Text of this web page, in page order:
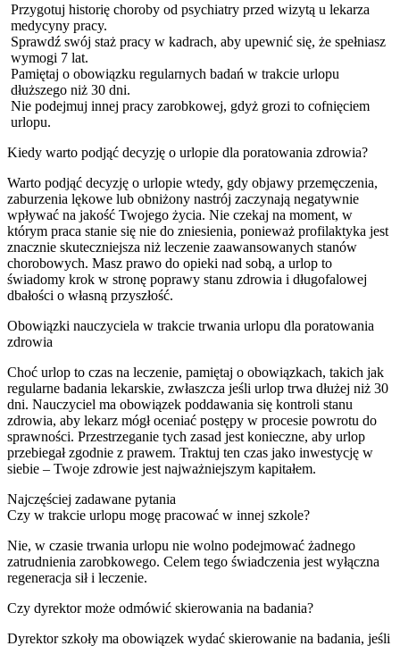
Przygotuj historię choroby od psychiatry przed wizytą u lekarza
medycyny pracy.
Sprawdź swój staż pracy w kadrach, aby upewnić się, że spełniasz
wymogi 7 lat.
Pamiętaj o obowiązku regularnych badań w trakcie urlopu
dłuższego niż 30 dni.
Nie podejmuj innej pracy zarobkowej, gdyż grozi to cofnięciem
urlopu.
Kiedy warto podjąć decyzję o urlopie dla poratowania zdrowia?
Warto podjąć decyzję o urlopie wtedy, gdy objawy przemęczenia,
zaburzenia lękowe lub obniżony nastrój zaczynają negatywnie
wpływać na jakość Twojego życia. Nie czekaj na moment, w
którym praca stanie się nie do zniesienia, ponieważ profilaktyka jest
znacznie skuteczniejsza niż leczenie zaawansowanych stanów
chorobowych. Masz prawo do opieki nad sobą, a urlop to
świadomy krok w stronę poprawy stanu zdrowia i długofalowej
dbałości o własną przyszłość.
Obowiązki nauczyciela w trakcie trwania urlopu dla poratowania
zdrowia
Choć urlop to czas na leczenie, pamiętaj o obowiązkach, takich jak
regularne badania lekarskie, zwłaszcza jeśli urlop trwa dłużej niż 30
dni. Nauczyciel ma obowiązek poddawania się kontroli stanu
zdrowia, aby lekarz mógł oceniać postępy w procesie powrotu do
sprawności. Przestrzeganie tych zasad jest konieczne, aby urlop
przebiegał zgodnie z prawem. Traktuj ten czas jako inwestycję w
siebie – Twoje zdrowie jest najważniejszym kapitałem.
Najczęściej zadawane pytania
Czy w trakcie urlopu mogę pracować w innej szkole?
Nie, w czasie trwania urlopu nie wolno podejmować żadnego
zatrudnienia zarobkowego. Celem tego świadczenia jest wyłączna
regeneracja sił i leczenie.
Czy dyrektor może odmówić skierowania na badania?
Dyrektor szkoły ma obowiązek wydać skierowanie na badania, jeśli